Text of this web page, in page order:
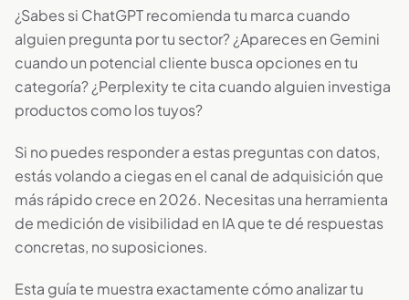
¿Sabes si ChatGPT recomienda tu marca cuando
alguien pregunta por tu sector? ¿Apareces en Gemini
cuando un potencial cliente busca opciones en tu
categoría? ¿Perplexity te cita cuando alguien investiga
productos como los tuyos?
Si no puedes responder a estas preguntas con datos,
estás volando a ciegas en el canal de adquisición que
más rápido crece en 2026. Necesitas una herramienta
de medición de visibilidad en IA que te dé respuestas
concretas, no suposiciones.
Esta guía te muestra exactamente cómo analizar tu